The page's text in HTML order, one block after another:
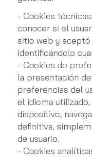
- Cookies
conocer si el
sitio web y
identificándolo
- Cookies de
la presentación
preferencias del
el idioma
dispositivo,
definitiva,
de usuario.
- Cookies